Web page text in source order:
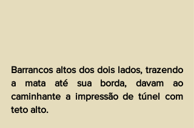
Barrancos altos dos dois lados, trazendo
a mata até sua borda, davam ao
caminhante a impressão de túnel com
teto alto.